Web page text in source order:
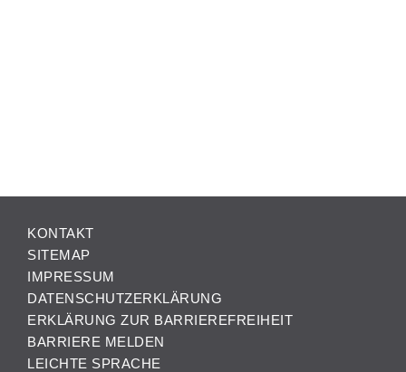
KONTAKT
SITEMAP
IMPRESSUM
DATENSCHUTZERKLÄRUNG
ERKLÄRUNG ZUR BARRIEREFREIHEIT
BARRIERE MELDEN
LEICHTE SPRACHE